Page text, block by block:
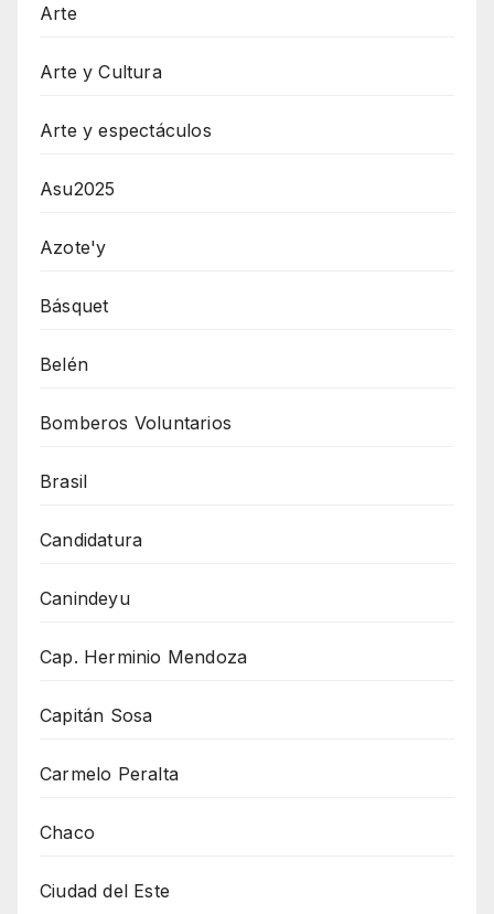
Arte
Arte y Cultura
Arte y espectáculos
Asu2025
Azote'y
Básquet
Belén
Bomberos Voluntarios
Brasil
Candidatura
Canindeyu
Cap. Herminio Mendoza
Capitán Sosa
Carmelo Peralta
Chaco
Ciudad del Este